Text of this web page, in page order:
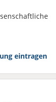
eintragen